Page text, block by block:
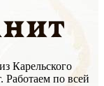
Карельского
Работаем по всей